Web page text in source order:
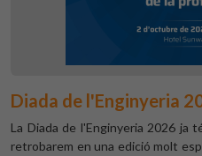
Diada de l'Enginyeria
La Diada de l'Enginyeria 2026 ja
retrobarem en una edició molt